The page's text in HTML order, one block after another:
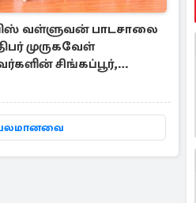
வள்ளுவன் பாடசாலை
முருகவேள்
சிங்கப்பூர்,
அனுபவ தொகுப்பு